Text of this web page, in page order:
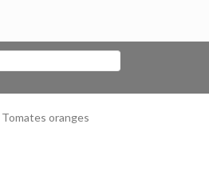
Tomates oranges